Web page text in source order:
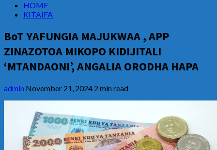
HOME
KITAIFA
BoT YAFUNGIA MAJUKWAA , APP
ZINAZOTOA MIKOPO KIDIJITALI
‘MTANDAONI’, ANGALIA ORODHA HAPA
admin November 21, 2024 2 min read